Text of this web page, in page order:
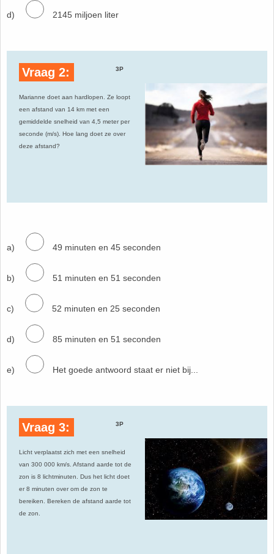
d) 2145 miljoen liter
3P
Vraag 2:
Marianne doet aan hardlopen. Ze loopt
een afstand van 14 km met een
gemiddelde snelheid van 4,5 meter per
seconde (m/s). Hoe lang doet ze over
deze afstand?
a) 49 minuten en 45 seconden
b) 51 minuten en 51 seconden
c) 52 minuten en 25 seconden
d) 85 minuten en 51 seconden
e) Het goede antwoord staat er niet bij...
3P
Vraag 3:
Licht verplaatst zich met een snelheid
van 300 000 km/s. Afstand aarde tot de
zon is 8 lichtminuten. Dus het licht doet
er 8 minuten over om de zon te
bereiken. Bereken de afstand aarde tot
de zon.
HAVO 5B - Hoofdstuk 10 - Meetkundige berekeningen
(Nog geen toetsen)
21. Oppervlakte cirkel
25. Oppervlakte trapezium
26. Pi
27. Priemgetallen
28. Procenten
29. Romeinse cijfers
31. Sinusregel
32. Standaarddeviatie
33. Stelling van fermat